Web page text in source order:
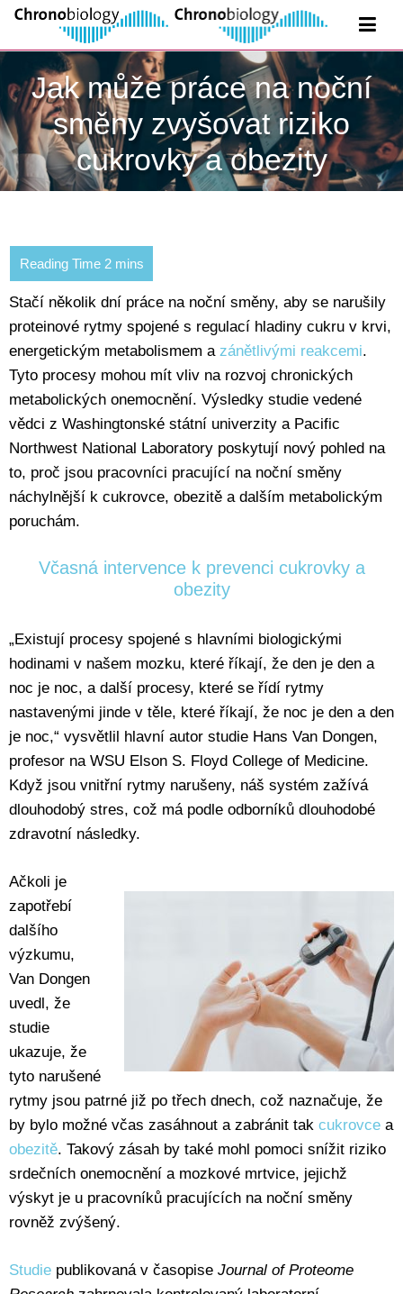
Jak může práce na noční
směny zvyšovat riziko
cukrovky a obezity
Stačí několik dní práce na noční směny, aby se narušily
proteinové rytmy spojené s regulací hladiny cukru v krvi,
energetickým metabolismem a zánětlivými reakcemi.
Tyto procesy mohou mít vliv na rozvoj chronických
metabolických onemocnění. Výsledky studie vedené
vědci z Washingtonské státní univerzity a Pacific
Northwest National Laboratory poskytují nový pohled na
to, proč jsou pracovníci pracující na noční směny
náchylnější k cukrovce, obezitě a dalším metabolickým
poruchám.
Včasná intervence k prevenci cukrovky a
obezity
„Existují procesy spojené s hlavními biologickými
hodinami v našem mozku, které říkají, že den je den a
noc je noc, a další procesy, které se řídí rytmy
nastavenými jinde v těle, které říkají, že noc je den a den
je noc,“ vysvětlil hlavní autor studie Hans Van Dongen,
profesor na WSU Elson S. Floyd College of Medicine.
Když jsou vnitřní rytmy narušeny, náš systém zažívá
dlouhodobý stres, což má podle odborníků dlouhodobé
zdravotní následky.
Ačkoli je
zapotřebí
dalšího
výzkumu,
Van Dongen
uvedl, že
studie
ukazuje, že
tyto narušené
rytmy jsou patrné již po třech dnech, což naznačuje, že
by bylo možné včas zasáhnout a zabránit tak cukrovce a
obezitě. Takový zásah by také mohl pomoci snížit riziko
srdečních onemocnění a mozkové mrtvice, jejichž
výskyt je u pracovníků pracujících na noční směny
rovněž zvýšený.
Studie publikovaná v časopise Journal of Proteome